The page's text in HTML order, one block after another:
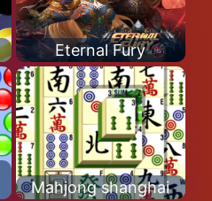
Eternal Fury
Mahjong shanghai